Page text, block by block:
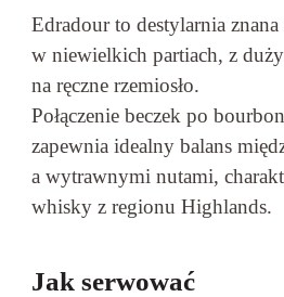
Edradour to destylarnia
w niewielkich partiach, z
na ręczne rzemiosło.
Połączenie beczek po
zapewnia idealny balans
a wytrawnymi nutami,
whisky z regionu Highlands.
Jak serwować